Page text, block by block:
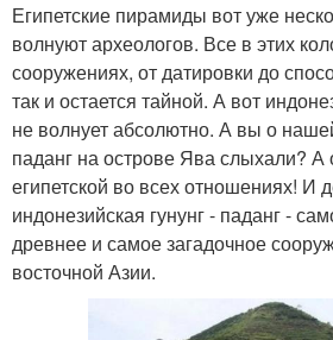
Египетские пирамиды вот уже
волнуют археологов. Все в этих
сооружениях, от датировки до
так и остается тайной. А вот
не волнует абсолютно. А вы о
паданг на острове Ява слыхали? А
египетской во всех отношениях! И
индонезийская гунунг - паданг -
древнее и самое загадочное
восточной Азии.